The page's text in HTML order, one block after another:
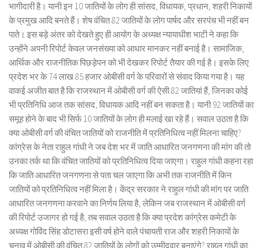
भागीदारी है। यानी इन 10 जातियों के लोग ही सांसद, विधायक, प्रधान, शहरी निकायों
के प्रमुख आदि बनते हैं। शेष वंचित 82 जातियों के लोग पार्षद और सरपंच भी नहीं बन
पाते। इस बड़े अंतर को देखते हुए ही आयोग के अध्यक्ष न्यायाधीश भाटी ने कहा कि
उन्होंने अपनी रिपोर्ट केवल जनसंख्या को आधार मानकर नहीं बनाई है। सामाजिक,
आर्थिक और राजनीतिक पिछड़ेपन को भी देखकर रिपोर्ट तैयार की गई है। इसके लिए
प्रदेश भर के 74 लाख 85 हजार ओबीसी वर्ग के परिवारों से संवाद किया गया है। यह
वाकई अजीत बात है कि राजस्थान में ओबीसी वर्ग की ऐसी 82 जातियां हैं, जिनका कोई
भी प्रतिनिधि आज तक सांसद, विधायक आदि नहीं बन सकता है। यानी 92 जातियों का
समूह होने के बाद भी सिर्फ 10 जातियों के लोग ही मलाई खा रहे हैं। सवाल उठता है कि
क्या ओबीसी वर्ग की वंचित जातियों को राजनीति में प्रतिनिधित्व नहीं मिलना चाहिए?
कांग्रेस के नेता राहुल गांधी ने जब देश भर में जाति आधारित जनगणना की मांग की तो
उनका तर्क था कि वंचित जातियों को प्रतिनिधित्व दिया जाएगा। राहुल गांधी कहना रहा
कि जाति आधारित जनगणना से पता चल जाएगा कि अभी तक राजनीति में किन
जातियों को प्रतिनिधित्व नहीं मिला है। केंद्र सरकार ने राहुल गांधी की मांग पर जाति
आधारित जनगणना करवाने का निर्णय लिया है, लेकिन जब राजस्थान में ओबीसी वर्ग
की रिपोर्ट उजागर हो गई है, तब सवाल उठता है कि क्या प्रदेश कांग्रेस कमेटी के
अध्यक्ष गोविंद सिंह डोटासरा इसी वर्ष होने वाले पंचायती राज और शहरी निकायों के
चुनाव में ओबीसी की वंचित 82 जातियों के लोगों को उम्मीदवार बनाएंगे? राहुल गांधी का